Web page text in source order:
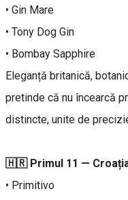
• Gin Mare
• Tony Dog Gin
• Bombay Sapphire
Eleganță britanică,
pretinde că nu încearcă
distincte, unite de
🇭🇷 Primul 11 —
• Primitivo